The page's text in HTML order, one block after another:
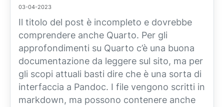
03-04-2023
Il titolo del post è incompleto e dovrebbe
comprendere anche Quarto. Per gli
approfondimenti su Quarto c’è una buona
documentazione da leggere sul sito, ma per
gli scopi attuali basti dire che è una sorta di
interfaccia a Pandoc. I file vengono scritti in
markdown, ma possono contenere anche